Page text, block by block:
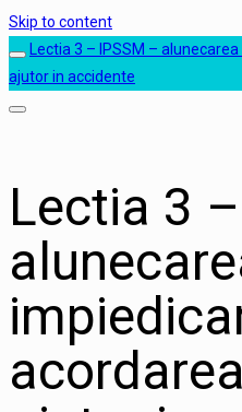
Skip to content
Lectia 3 – IPSSM –
ajutor in accidente
Lectia 3